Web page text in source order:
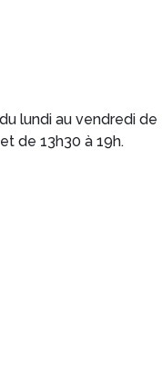
lundi au vendredi de
de 13h30 à 19h.